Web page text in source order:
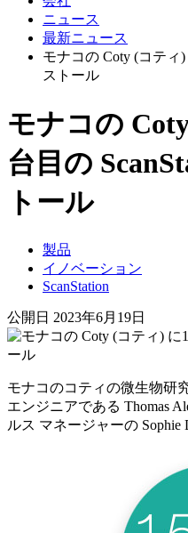
ニュース
最新ニュース
モナコの Coty (コティ)
ストール
モナコの
台目の
トール
製品
イノベーション
ScanStation
公開日 2023年6月19日
モナコのコティの微生物研
エンジニアである Thomas
ルス マネージャーの Sophie